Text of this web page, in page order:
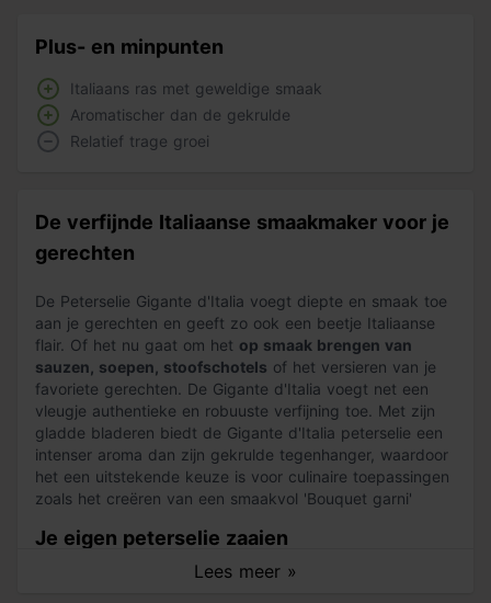
Plus- en minpunten
Italiaans ras met geweldige smaak
Aromatischer dan de gekrulde
Relatief trage groei
De verfijnde Italiaanse smaakmaker voor je
gerechten
De Peterselie Gigante d'Italia voegt diepte en smaak toe
aan je gerechten en geeft zo ook een beetje Italiaanse
flair. Of het nu gaat om het op smaak brengen van
sauzen, soepen, stoofschotels of het versieren van je
favoriete gerechten. De Gigante d'Italia voegt net een
vleugje authentieke en robuuste verfijning toe. Met zijn
gladde bladeren biedt de Gigante d'Italia peterselie een
intenser aroma dan zijn gekrulde tegenhanger, waardoor
het een uitstekende keuze is voor culinaire toepassingen
zoals het creëren van een smaakvol 'Bouquet garni'
Lees meer »
Je eigen peterselie zaaien